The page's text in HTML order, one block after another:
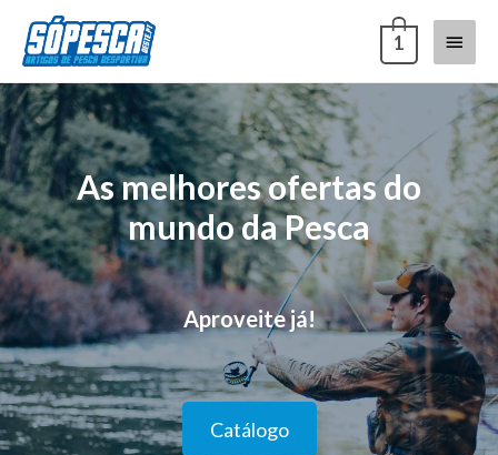
1
As melhores ofertas do
mundo da Pesca
Aproveite já!
Catálogo